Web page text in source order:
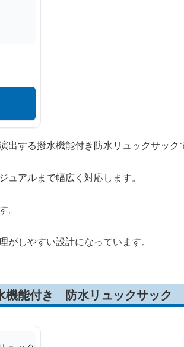
出する撥水機能付き防水リュックサック
アルまで幅広く対応します。
しやすい設計になっています。
機能付き 防水リュックサック